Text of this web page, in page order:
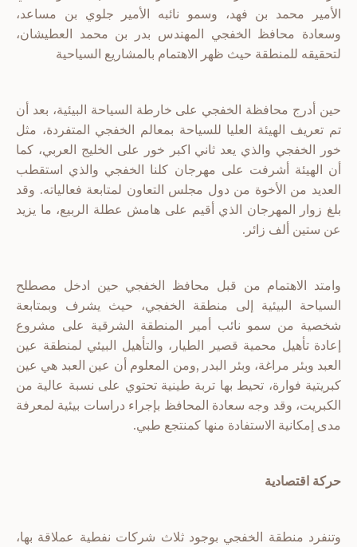
الأمير محمد بن فهد، وسمو نائبه الأمير جلوي بن مساعد،
وسعادة محافظ الخفجي المهندس بدر بن محمد العطيشان،
لتحقيقه للمنطقة حيث ظهر الاهتمام بالمشاريع السياحية
حين أدرج محافظة الخفجي على خارطة السياحة البيئية، بعد أن
تم تعريف الهيئة العليا للسياحة بمعالم الخفجي المتفردة، مثل
خور الخفجي والذي يعد ثاني اكبر خور على الخليج العربي، كما
أن الهيئة أشرفت على مهرجان كلنا الخفجي والذي استقطب
العديد من الأخوة من دول مجلس التعاون لمتابعة فعالياته. وقد
بلغ زوار المهرجان الذي أقيم على هامش عطلة الربيع، ما يزيد
عن ستين ألف زائر.
وامتد الاهتمام من قبل محافظ الخفجي حين ادخل مصطلح
السياحة البيئية إلى منطقة الخفجي، حيث يشرف وبمتابعة
شخصية من سمو نائب أمير المنطقة الشرقية على مشروع
إعادة تأهيل محمية قصير الطيار، والتأهيل البيئي لمنطقة عين
العبد وبئر مراغة، وبئر البدر ,ومن المعلوم أن عين العبد هي عين
كبريتية فوارة، تحيط بها تربة طينية تحتوي على نسبة عالية من
الكبريت، وقد وجه سعادة المحافظ بإجراء دراسات بيئية لمعرفة
مدى إمكانية الاستفادة منها كمنتجع طبي.
حركة اقتصادية
وتنفرد منطقة الخفجي بوجود ثلاث شركات نفطية عملاقة بها،